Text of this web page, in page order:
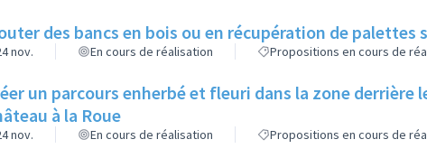
des bancs en bois ou en récupération de palettes
nov. En cours de réalisation Propositions en cours de
un parcours enherbé et fleuri dans la zone derrière
à la Roue
nov. En cours de réalisation Propositions en cours de